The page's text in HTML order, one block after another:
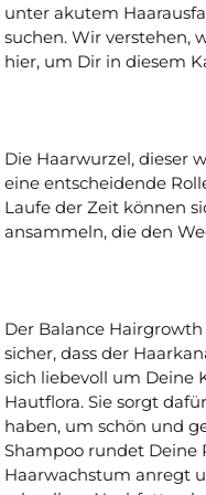
unter akutem
suchen. Wir verstehen,
hier, um Dir in diesem
Die Haarwurzel, dieser
eine entscheidende
Laufe der Zeit können
ansammeln, die den
Der Balance
sicher, dass der
sich liebevoll um Deine
Hautflora. Sie sorgt
haben, um schön und
Shampoo rundet Deine
Haarwachstum anregt